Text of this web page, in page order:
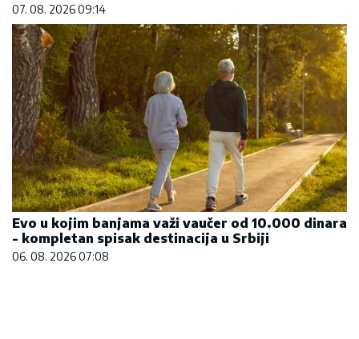
07. 08. 2026 09:14
Evo u kojim banjama važi vaučer od 10.000 dinara
- kompletan spisak destinacija u Srbiji
06. 08. 2026 07:08